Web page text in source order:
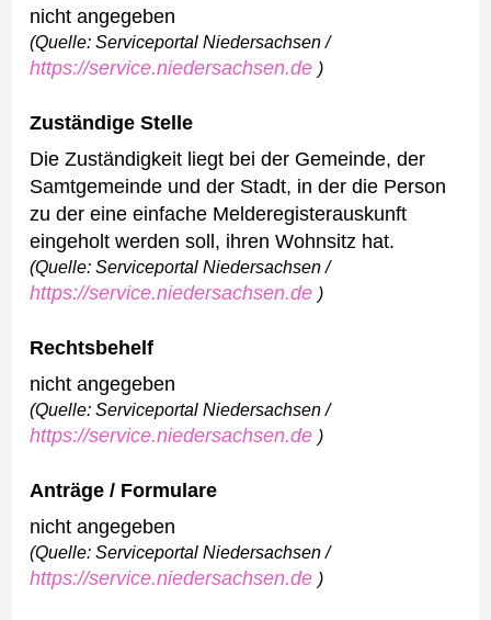
nicht angegeben
(Quelle: Serviceportal Niedersachsen /
https://service.niedersachsen.de )
Zuständige Stelle
Die Zuständigkeit liegt bei der Gemeinde, der
Samtgemeinde und der Stadt, in der die Person
zu der eine einfache Melderegisterauskunft
eingeholt werden soll, ihren Wohnsitz hat.
(Quelle: Serviceportal Niedersachsen /
https://service.niedersachsen.de )
Rechtsbehelf
nicht angegeben
(Quelle: Serviceportal Niedersachsen /
https://service.niedersachsen.de )
Anträge / Formulare
nicht angegeben
(Quelle: Serviceportal Niedersachsen /
https://service.niedersachsen.de )